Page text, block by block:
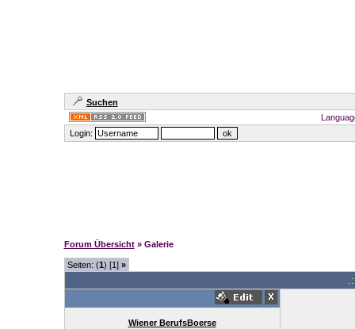
Suchen
Login:
Forum Übersicht» Galerie
Seiten: (1) [1] »
Wiener BerufsBoerse